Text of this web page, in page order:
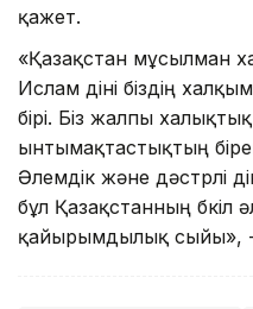
қажет.
«Қазақстан мұсылман
Ислам діні біздің
бірі. Біз жалпы халықтық
ынтымақтастықтың
Әлемдік және дәстүрлі
бұл Қазақстанның бүкіл
қайырымдылық сыйы»,